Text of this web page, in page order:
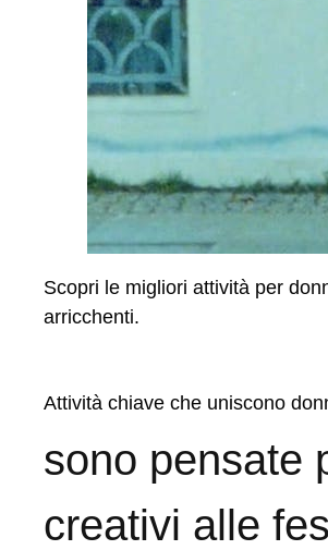
Scopri le migliori attività per
arricchenti.
Attività chiave che uniscono
sono pensate
creativi alle